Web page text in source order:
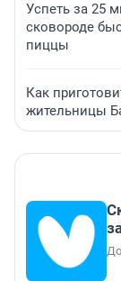
Успеть за 25
сковороде
пиццы
Как
жительницы
До